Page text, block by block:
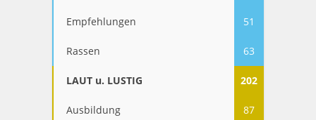
Empfehlungen 51
Rassen 63
LAUT u. LUSTIG 202
Ausbildung 87